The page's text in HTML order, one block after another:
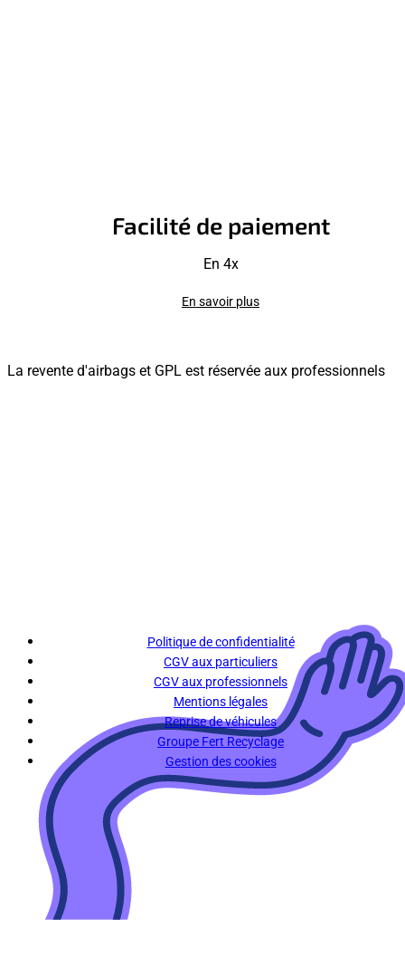
Facilité de paiement
En 4x
En savoir plus
La revente d'airbags et GPL est réservée aux professionnels
Politique de confidentialité
CGV aux particuliers
CGV aux professionnels
Mentions légales
Reprise de véhicules
Groupe Fert Recyclage
Gestion des cookies